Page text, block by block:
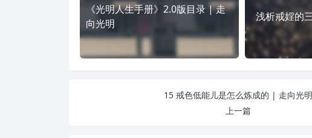
《光明人生手册》2.0版目录 | 走
向光明
浅析戒婬的
15 戒色低能儿是怎么炼成的 | 走向光明
上一篇